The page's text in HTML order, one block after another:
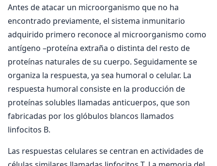
Antes de atacar un microorganismo que no ha
encontrado previamente, el sistema inmunitario
adquirido primero reconoce al microorganismo como
antígeno –proteína extraña o distinta del resto de
proteínas naturales de su cuerpo. Seguidamente se
organiza la respuesta, ya sea humoral o celular. La
respuesta humoral consiste en la producción de
proteínas solubles llamadas anticuerpos, que son
fabricadas por los glóbulos blancos llamados
linfocitos B.
Las respuestas celulares se centran en actividades de